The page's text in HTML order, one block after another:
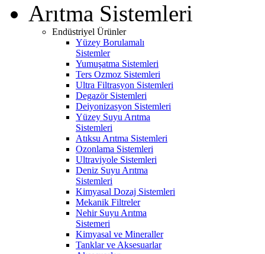
Arıtma Sistemleri
Endüstriyel Ürünler
Yüzey Borulamalı
Sistemler
Yumuşatma Sistemleri
Ters Ozmoz Sistemleri
Ultra Filtrasyon Sistemleri
Degazör Sistemleri
Deiyonizasyon Sistemleri
Yüzey Suyu Arıtma
Sistemleri
Atıksu Arıtma Sistemleri
Ozonlama Sistemleri
Ultraviyole Sistemleri
Deniz Suyu Arıtma
Sistemleri
Kimyasal Dozaj Sistemleri
Mekanik Filtreler
Nehir Suyu Arıtma
Sistemeri
Kimyasal ve Mineraller
Tanklar ve Aksesuarlar